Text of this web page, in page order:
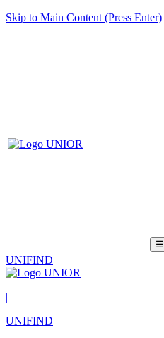
Skip to Main Content (Press Enter)
☰
UNIFIND
|
UNIFIND